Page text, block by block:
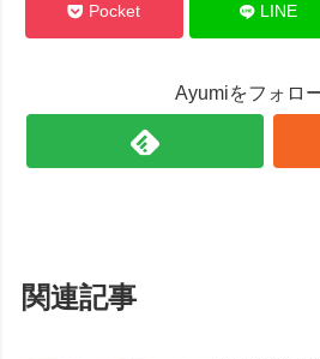
Pocket LINE
Ayumiをフォロ
関連記事